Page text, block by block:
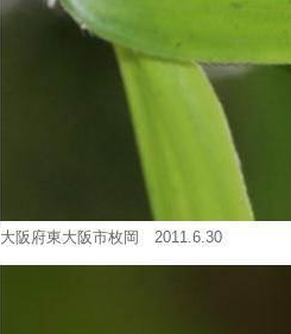
大阪府東大阪市枚岡 2011.6.30